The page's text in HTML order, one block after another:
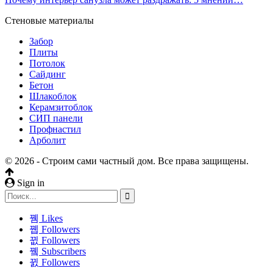
Стеновые материалы
Забор
Плиты
Потолок
Сайдинг
Бетон
Шлакоблок
Керамзитоблок
СИП панели
Профнастил
Арболит
© 2026 - Строим сами частный дом. Все права защищены.
Sign in
Likes
Followers
Followers
Subscribers
Followers